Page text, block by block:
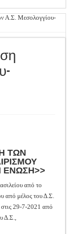
Μεσολογγίου
Βελτίωσης
Μεσολογγίου-
Εντόμων
Α.Σ. Μεσολογγίου-
ΤΩΝ
ΕΝΩΣΗ>>
από το
από μέλος του Δ.Σ.
29-7-2021 από
Δ.Σ.,